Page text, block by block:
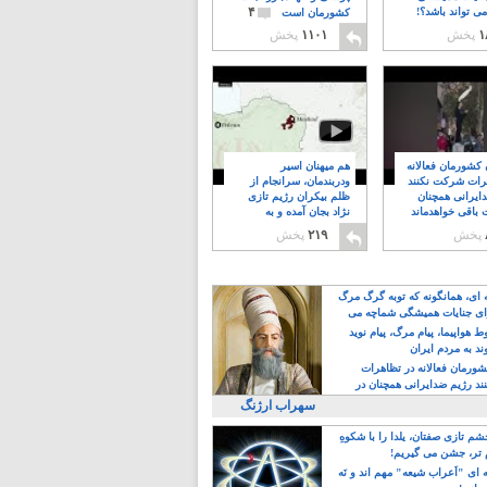
کشورمان است
۴
۱۱۰۱ پخش
تواند باشد؟!
پخش
هم میهنان اسیر
ودربندمان، سرانجام از
ظلم بیکران رژیم تازی
نژاد بجان آمده و به
۲۱۹ پخش
کشورمان فعالانه
شرکت نکنند
همچنان
باقی خواهدماند
پخش
ای، همانگونه که توبه گرگ مرگ
جنایات همیشگی شماچه می
هواپیما، پیام مرگ، پیام نوید
به مردم ایران
فعالانه در تظاهرات
رژیم ضدایرانی همچنان در
خواهدماند
سهراب ارژنگ
تازی صفتان، یلدا را با شکوهِ
تر، جشن می گیریم!
ای "اَعراب شیعه" مهم اند و نَه